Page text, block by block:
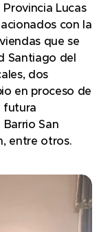
Lucas
con la
que se
Santiago del
dos
en proceso de
futura
San
entre otros.